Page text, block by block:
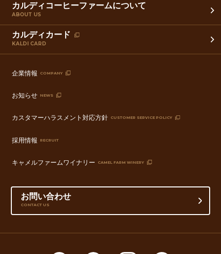
カルディコーヒーファームについて
ABOUT US
カルディカード
KALDI CARD
企業情報 COMPANY
お知らせ NEWS
カスタマーハラスメント対応方針 CUSTOMER SERVICE POLICY
採用情報 RECRUIT
キャメルファームワイナリー CAMEL FARM WINERY
お問い合わせ
CONTACT US